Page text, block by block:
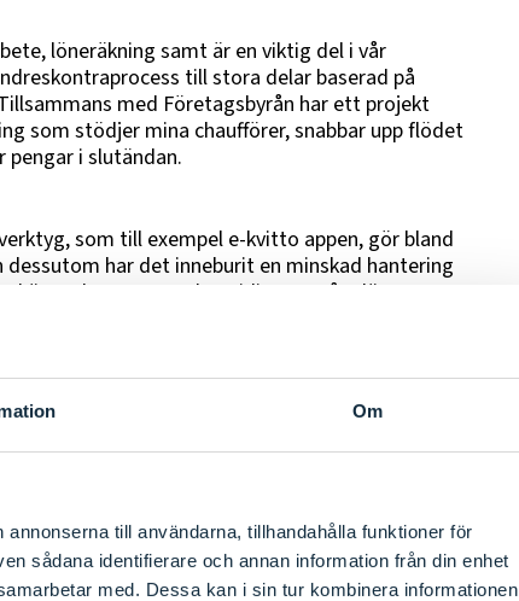
Om
till användarna, tillhandahålla funktioner för
sådana identifierare och annan information från din enhet
med. Dessa kan i sin tur kombinera informationen
löneräkning samt är en viktig del i vår
till stora delar baserad på
med Företagsbyrån har ett projekt
som stödjer mina chaufförer, snabbar upp flödet
i slutändan.
som till exempel e-kvitto appen, gör bland
har det inneburit en minskad hantering
känns det tryggt och smidigt att våra löner
med Företagsbyrån, som han upplever som
har frågor och en kundansvarig som han fått bra
ligger i framkant vad gäller digitalisering och att det
Ronny berättar att han även
som har hittat en bra lösning för att samarbeta
Ab koncentrera sig på det de gör bäst: att bärga